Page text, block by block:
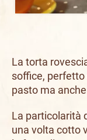
La torta
soffice,
pasto ma
La particolarità
una volta cotto